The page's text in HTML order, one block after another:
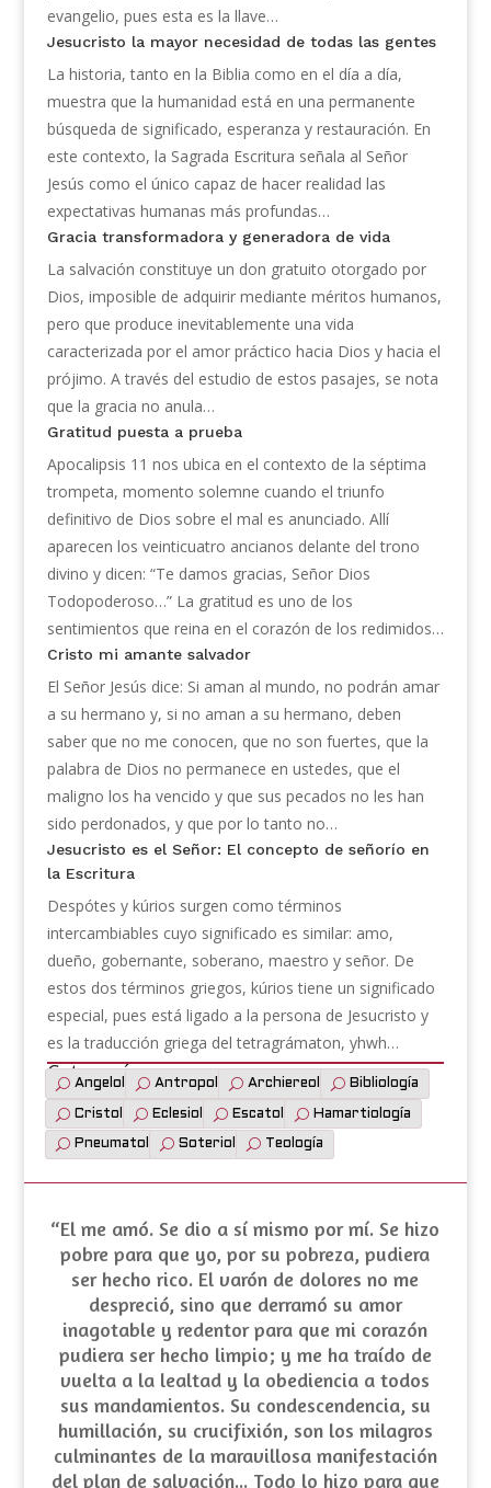
evangelio, pues esta es la llave…
Jesucristo la mayor necesidad de todas las gentes
La historia, tanto en la Biblia como en el día a día,
muestra que la humanidad está en una permanente
búsqueda de significado, esperanza y restauración. En
este contexto, la Sagrada Escritura señala al Señor
Jesús como el único capaz de hacer realidad las
expectativas humanas más profundas…
Gracia transformadora y generadora de vida
La salvación constituye un don gratuito otorgado por
Dios, imposible de adquirir mediante méritos humanos,
pero que produce inevitablemente una vida
caracterizada por el amor práctico hacia Dios y hacia el
prójimo. A través del estudio de estos pasajes, se nota
que la gracia no anula…
Gratitud puesta a prueba
Apocalipsis 11 nos ubica en el contexto de la séptima
trompeta, momento solemne cuando el triunfo
definitivo de Dios sobre el mal es anunciado. Allí
aparecen los veinticuatro ancianos delante del trono
divino y dicen: “Te damos gracias, Señor Dios
Todopoderoso…” La gratitud es uno de los
sentimientos que reina en el corazón de los redimidos…
Cristo mi amante salvador
El Señor Jesús dice: Si aman al mundo, no podrán amar
a su hermano y, si no aman a su hermano, deben
saber que no me conocen, que no son fuertes, que la
palabra de Dios no permanece en ustedes, que el
maligno los ha vencido y que sus pecados no les han
sido perdonados, y que por lo tanto no…
Jesucristo es el Señor: El concepto de señorío en
la Escritura
Despótes y kúrios surgen como términos
intercambiables cuyo significado es similar: amo,
dueño, gobernante, soberano, maestro y señor. De
estos dos términos griegos, kúrios tiene un significado
especial, pues está ligado a la persona de Jesucristo y
es la traducción griega del tetragrámaton, yhwh…
Categorías:
Angelología Antropología Archiereología Bibliología
Cristología Eclesiología Escatología Hamartiología
Pneumatología Soteriología Teología
“El me amó. Se dio a sí mismo por mí. Se hizo
pobre para que yo, por su pobreza, pudiera
ser hecho rico. El varón de dolores no me
despreció, sino que derramó su amor
inagotable y redentor para que mi corazón
pudiera ser hecho limpio; y me ha traído de
vuelta a la lealtad y la obediencia a todos
sus mandamientos. Su condescendencia, su
humillación, su crucifixión, son los milagros
culminantes de la maravillosa manifestación
del plan de salvación... Todo lo hizo para que